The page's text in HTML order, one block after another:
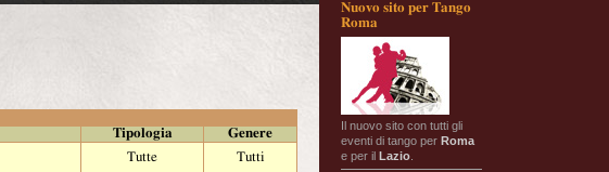
Nuovo sito per Tango
Roma
Il nuovo sito con tutti gli
eventi di tango per Roma
e per il Lazio
Tipologia
Genere
Tutte
Tutti